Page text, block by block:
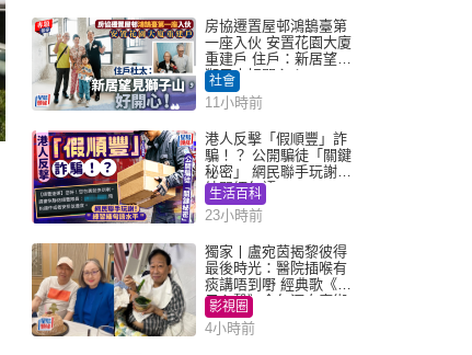
房協遷置屋邨鴻鵠臺第
一座入伙 安置花園大廈
重建戶 住戶：新居望見
獅子山好開心！
社會
11小時前
港人反擊「假順豐」詐
騙！？ 公開騙徒「關鍵
秘密」 網民聯手玩謝：
練習緬甸語
生活百科
23小時前
獨家丨盧宛茵揭黎彼得
最後時光：醫院插喉有
痰講唔到嘢 經典歌《浪
子心聲》金句源自廟街
睇相佬
影視圈
4小時前